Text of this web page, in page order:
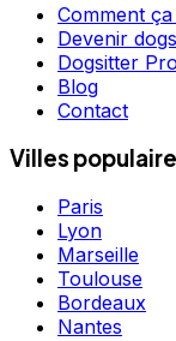
Comment
Devenir
Dogsitter Pro
Blog
Contact
Villes
Paris
Lyon
Marseille
Toulouse
Bordeaux
Nantes